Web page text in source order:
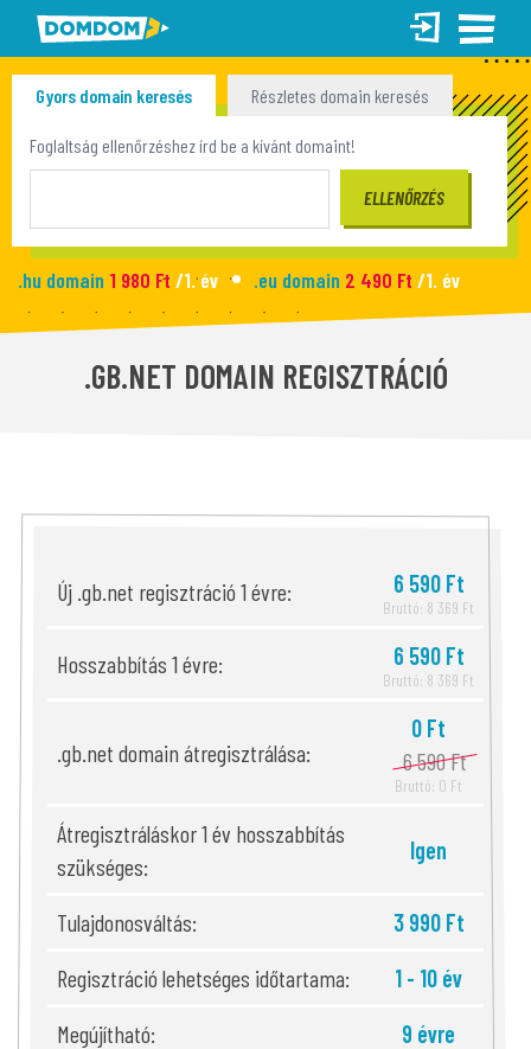
Gyors domain keresés
Részletes domain keresés
Tömeges domain keresés
Foglaltság ellenőrzéshez írd be a kívánt domaint!
.hu domain 1 980 Ft /1. év .eu domain 2 490 Ft /1. év
.site domain990 Ft/1. év .fun domain1 090 Ft/1. év
Új honlap2 990 Ft /hó
.GB.NET DOMAIN REGISZTRÁCIÓ
Új .gb.net regisztráció 1 évre: 6 590 Ft
Bruttó: 8 369 Ft
Hosszabbítás 1 évre: 6 590 Ft
Bruttó: 8 369 Ft
.gb.net domain átregisztrálása:
0 Ft
6 590 Ft
Bruttó: 0 Ft
Átregisztráláskor 1 év hosszabbítás
szükséges:
Igen
Tulajdonosváltás:
3 990 Ft
Regisztráció lehetséges időtartama:
1 - 10 év
Megújítható:
9 évre